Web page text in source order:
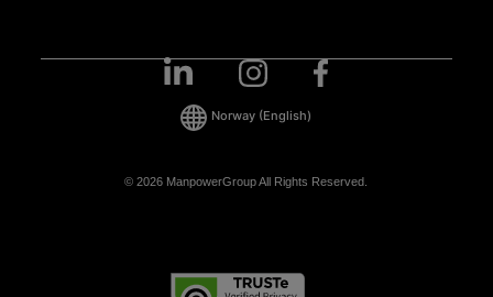
© 2026 ManpowerGroup All Rights Reserved.
Norway (English)